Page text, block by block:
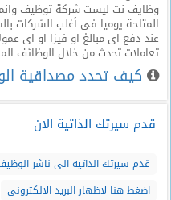
وظايف نت ليست شركة توظيف وانما
المتاحة يوميا فى أغلب الشركات
عند دفع اى مبالغ او فيزا او اى
تعاملات تحدث من خلال الوظائف
كيف تحدد مصداقية
قدم سيرتك الذاتية الان
قدم سيرتك الذاتية الى ناشر
اضغط هنا لاظهار البريد الالكترونى